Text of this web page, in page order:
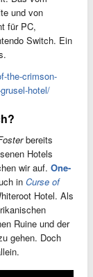
und von
für PC,
Switch. Ein
the-crimson-
hotel/
bereits
Hotels
wir auf. One-
in Curse of
Hotel. Als
Ruine und der
gehen. Doch